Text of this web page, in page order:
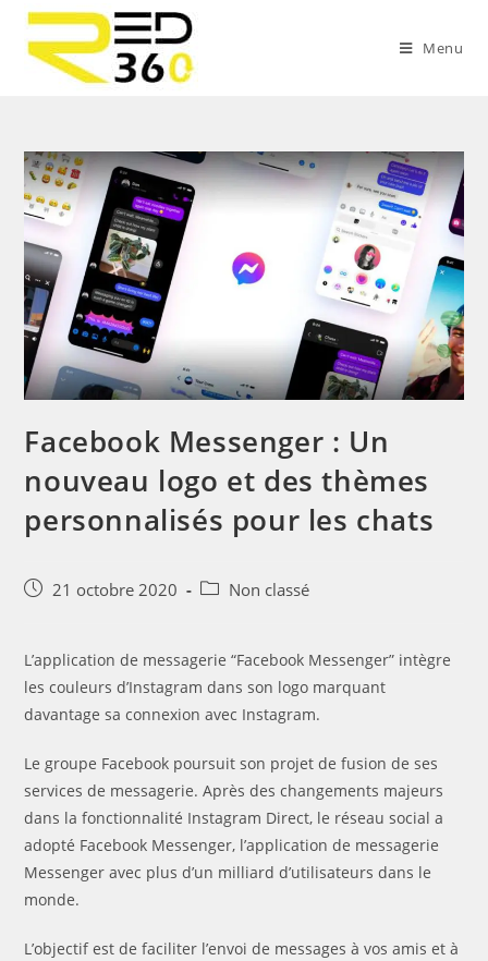
Skip
content
Menu
Facebook Messenger : Un
nouveau logo et des thèmes
personnalisés pour les chats
Post21 octobre 2020
PostNon classé
L’application de messagerie “Facebook Messenger” intègre
les couleurs d’Instagram dans son logo marquant
davantage sa connexion avec Instagram.
Le groupe Facebook poursuit son projet de fusion de ses
services de messagerie. Après des changements majeurs
dans la fonctionnalité Instagram Direct, le réseau social a
adopté Facebook Messenger, l’application de messagerie
Messenger avec plus d’un milliard d’utilisateurs dans le
monde.
L’objectif est de faciliter l’envoi de messages à vos amis et à